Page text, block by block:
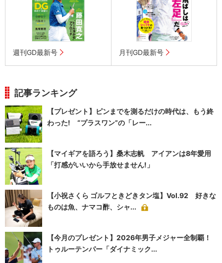
週刊GD最新号 月刊GD最新号
記事ランキング
【プレゼント】ピンまでを測るだけの時代は、もう終
わった! “プラスワン”の「レー...
【マイギアを語ろう】桑木志帆 アイアンは8年愛用
「打感がいいから手放せません!」
【小祝さくら ゴルフときどきタン塩】Vol.92 好きな
ものは魚、ナマコ酢、シャ...
【今月のプレゼント】2026年男子メジャー全制覇！
トゥルーテンパー「ダイナミック...